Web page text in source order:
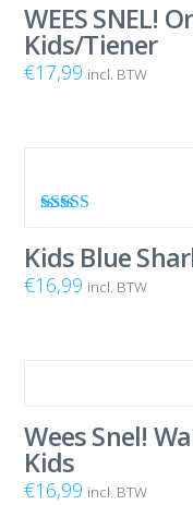
WEES SNEL!
Kids/Tiener
€17,99 incl. BTW
5.00
uit 5
Kids Blue
€16,99 incl. BTW
Wees Snel!
Kids
€16,99 incl. BTW